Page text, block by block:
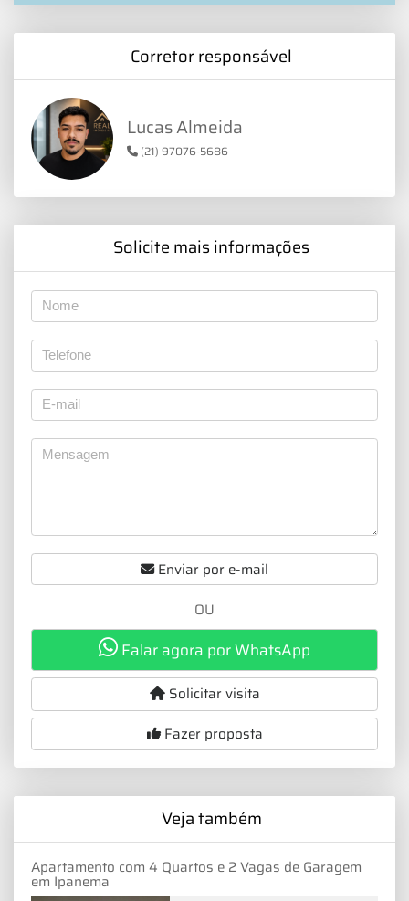
Corretor responsável
Lucas Almeida
(21) 97076-5686
Solicite mais informações
Enviar por e-mail
OU
Falar agora por WhatsApp
Solicitar visita
Fazer proposta
Veja também
Apartamento com 4 Quartos e 2 Vagas de Garagem
em Ipanema